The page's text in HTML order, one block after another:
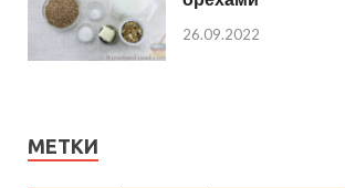
26.09.2022
МЕТКИ